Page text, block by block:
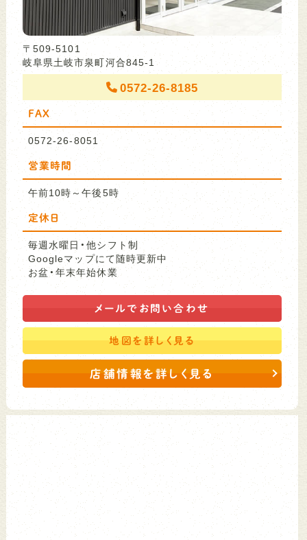
〒509-5101
岐阜県土岐市泉町河合845-1
0572-26-8185
FAX
0572-26-8051
営業時間
午前10時～午後5時
定休日
毎週水曜日・他シフト制
Googleマップにて随時更新中
お盆・年末年始休業
メールで お問い合わせ
地図を詳しく見る
店舗情報を詳しく見る